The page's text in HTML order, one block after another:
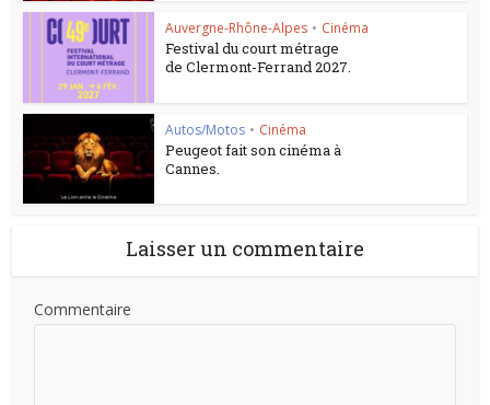
Auvergne-Rhône-Alpes • Cinéma
Festival du court métrage
de Clermont-Ferrand 2027.
Autos/Motos • Cinéma
Peugeot fait son cinéma à
Cannes.
Laisser un commentaire
Commentaire